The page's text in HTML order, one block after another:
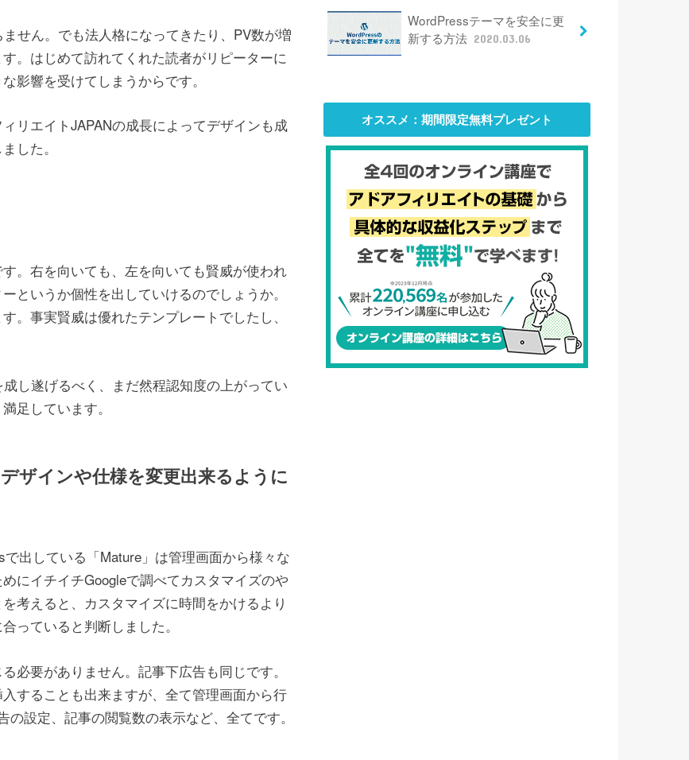
せん。でも法人格になってきたり、PV数が増
。はじめて訪れてくれた読者がリピーターに
影響を受けてしまうからです。
リエイトJAPANの成長によってデザインも成
した。
。右を向いても、左を向いても賢威が使われ
というか個性を出していけるのでしょうか。
。事実賢威は優れたテンプレートでしたし、
し遂げるべく、まだ然程認知度の上がってい
足しています。
ザインや仕様を変更出来るように
出している「Mature」は管理画面から様々な
にイチイチGoogleで調べてカスタマイズのや
考えると、カスタマイズに時間をかけるより
っていると判断しました。
必要がありません。記事下広告も同じです。
することも出来ますが、全て管理画面から行
設定、記事の閲覧数の表示など、全てです。
WordPressテーマを安全に更
新する方法 2020.03.06
オススメ：期間限定無料プレゼント